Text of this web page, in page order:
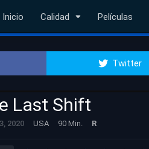
Inicio Calidad Películas
Twitter
Last Shift
2020 USA 90 Min. R